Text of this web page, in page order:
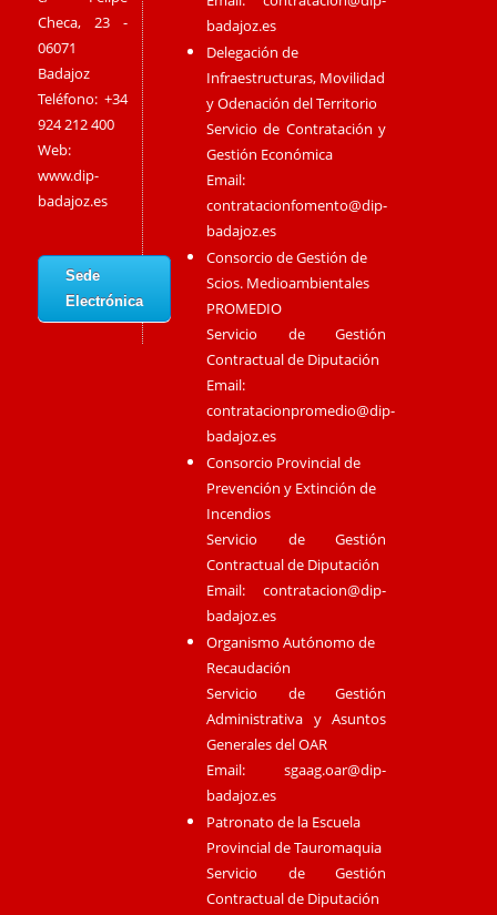
Checa, 23 -
06071
Badajoz
Teléfono: +34
924 212 400
Web:
www.dip-
badajoz.es
Sede
Electrónica
badajoz.es
Delegación de
Infraestructuras, Movilidad
y Odenación del Territorio
Servicio de Contratación y
Gestión Económica
Email:
contratacionfomento@dip-
badajoz.es
Consorcio de Gestión de
Scios. Medioambientales
PROMEDIO
Servicio de Gestión
Contractual de Diputación
Email:
contratacionpromedio@dip-
badajoz.es
Consorcio Provincial de
Prevención y Extinción de
Incendios
Servicio de Gestión
Contractual de Diputación
Email:contratacion@dip-
badajoz.es
Organismo Autónomo de
Recaudación
Servicio de Gestión
Administrativa y Asuntos
Generales del OAR
Email:sgaag.oar@dip-
badajoz.es
Patronato de la Escuela
Provincial de Tauromaquia
Servicio de Gestión
Contractual de Diputación